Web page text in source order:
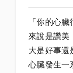
「你的心
來說是讚美
大是好事還
心臟發生一